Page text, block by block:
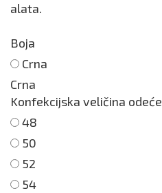
alata.
Boja
Crna
Crna
Konfekcijska veličina odeće
48
50
52
54